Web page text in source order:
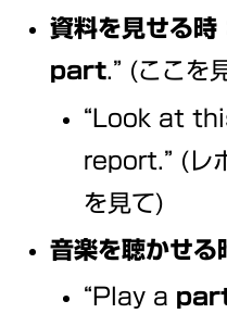
資料を見せる時
part.” (ここを
“Look at
report.” (レ
を見て)
音楽を聴かせる
“Play a